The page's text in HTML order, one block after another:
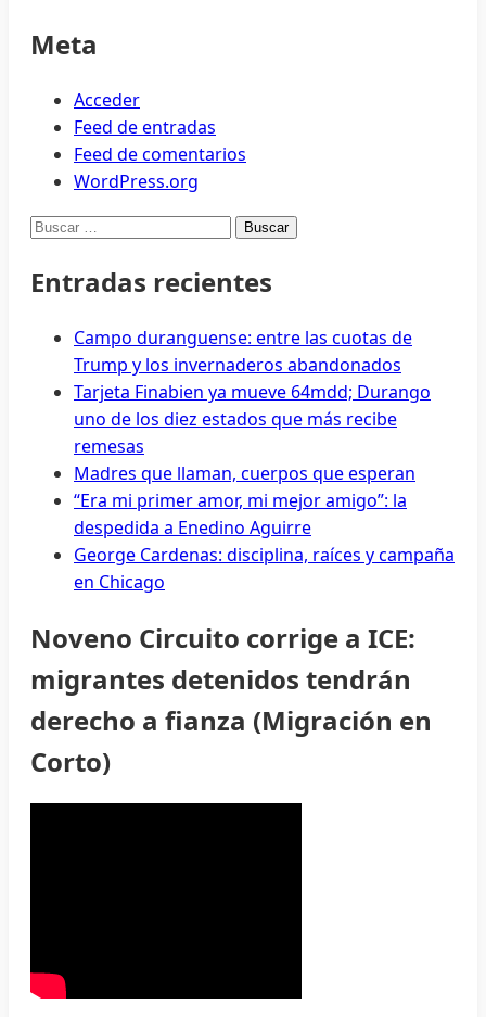
Meta
Acceder
Feed de entradas
Feed de comentarios
WordPress.org
Buscar:
Entradas recientes
Campo duranguense: entre las cuotas de
Trump y los invernaderos abandonados
Tarjeta Finabien ya mueve 64mdd; Durango
uno de los diez estados que más recibe
remesas
Madres que llaman, cuerpos que esperan
“Era mi primer amor, mi mejor amigo”: la
despedida a Enedino Aguirre
George Cardenas: disciplina, raíces y campaña
en Chicago
Noveno Circuito corrige a ICE:
migrantes detenidos tendrán
derecho a fianza (Migración en
Corto)